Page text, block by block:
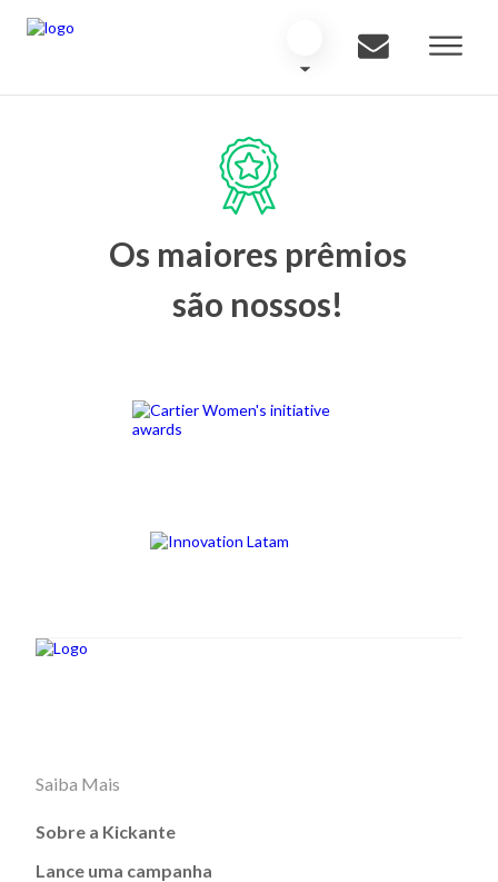
Os maiores prêmios
são nossos!
Saiba Mais
Sobre a Kickante
Lance uma campanha